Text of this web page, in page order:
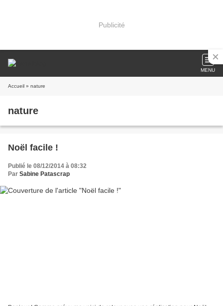
Publicité
MENU
Accueil » nature
nature
Noël facile !
Publié le 08/12/2014 à 08:32
Par Sabine Patascrap